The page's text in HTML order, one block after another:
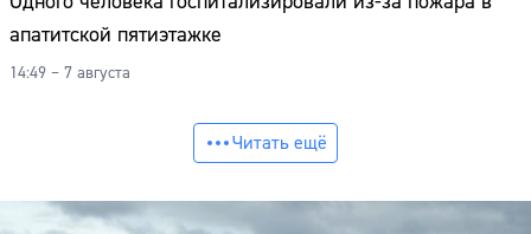
апатитской пятиэтажке
14:49 – 7 августа
Читать ещё